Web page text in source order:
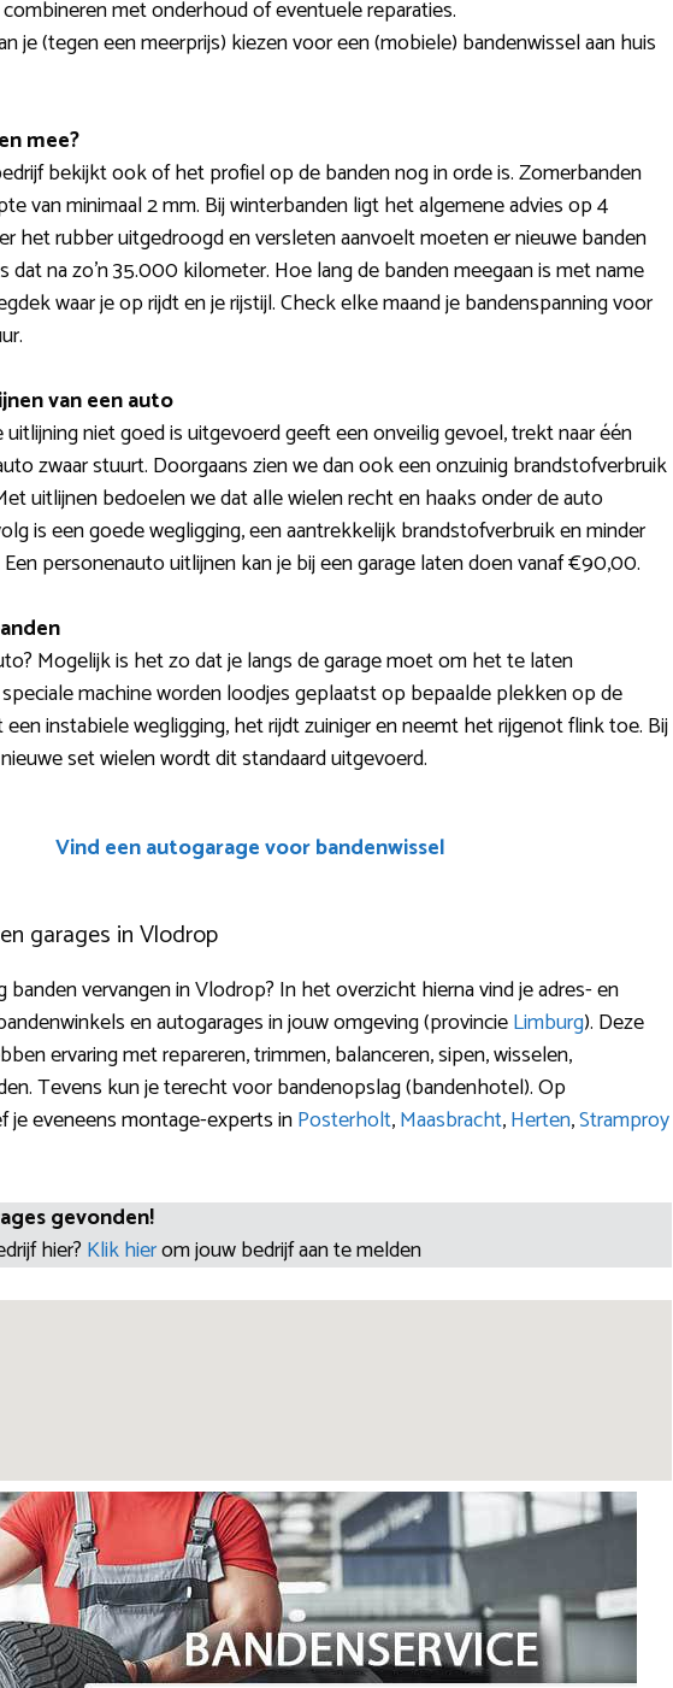
met onderhoud of eventuele reparaties.
je (tegen een meerprijs) kiezen voor een (mobiele) bandenwissel aan huis
mee?
bekijkt ook of het profiel op de banden nog in orde is. Zomerbanden
van minimaal 2 mm. Bij winterbanden ligt het algemene advies op 4
het rubber uitgedroogd en versleten aanvoelt moeten er nieuwe banden
dat na zo’n 35.000 kilometer. Hoe lang de banden meegaan is met name
waar je op rijdt en je rijstijl. Check elke maand je bandenspanning voor
van een auto
uitlijning niet goed is uitgevoerd geeft een onveilig gevoel, trekt naar één
zwaar stuurt. Doorgaans zien we dan ook een onzuinig brandstofverbruik
uitlijnen bedoelen we dat alle wielen recht en haaks onder de auto
is een goede wegligging, een aantrekkelijk brandstofverbruik en minder
personenauto uitlijnen kan je bij een garage laten doen vanaf €90,00.
Mogelijk is het zo dat je langs de garage moet om het te laten
speciale machine worden loodjes geplaatst op bepaalde plekken op de
instabiele wegligging, het rijdt zuiniger en neemt het rijgenot flink toe. Bij
set wielen wordt dit standaard uitgevoerd.
Vind een autogarage voor bandenwissel
garages in Vlodrop
vervangen in Vlodrop? In het overzicht hierna vind je adres- en
en autogarages in jouw omgeving (provincieLimburg). Deze
ervaring met repareren, trimmen, balanceren, sipen, wisselen,
Tevens kun je terecht voor bandenopslag (bandenhotel). Op
eveneens montage-experts inPosterholt,Maasbracht,Herten,Stramproy
gevonden!
hier? Klik hierom jouw bedrijf aan te melden